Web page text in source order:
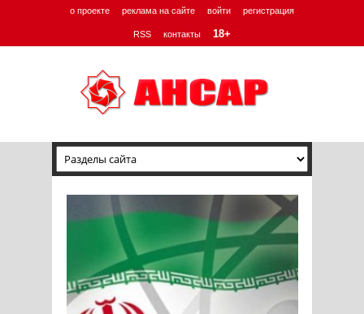
о проекте реклама на сайте войти регистрация
RSS контакты 18+